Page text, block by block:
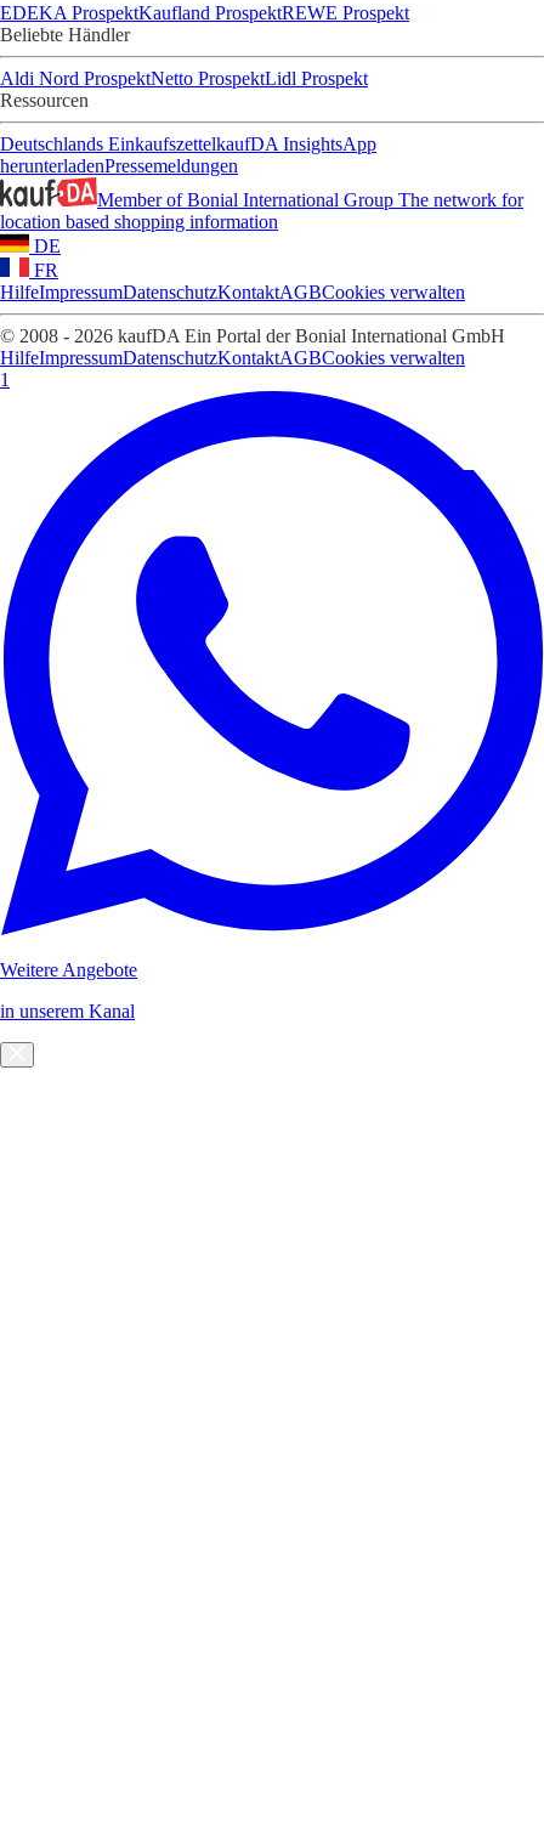
EDEKA ProspektKaufland ProspektREWE Prospekt
Beliebte Händler
Aldi Nord ProspektNetto ProspektLidl Prospekt
Ressourcen
Deutschlands EinkaufszettelkaufDA InsightsApp
herunterladenPressemeldungen
Member of Bonial International Group The network for
location based shopping information
DE
FR
HilfeImpressumDatenschutzKontaktAGBCookies verwalten
© 2008 - 2026 kaufDA Ein Portal der Bonial International GmbH
HilfeImpressumDatenschutzKontaktAGBCookies verwalten
1
Weitere Angebote
in unserem Kanal